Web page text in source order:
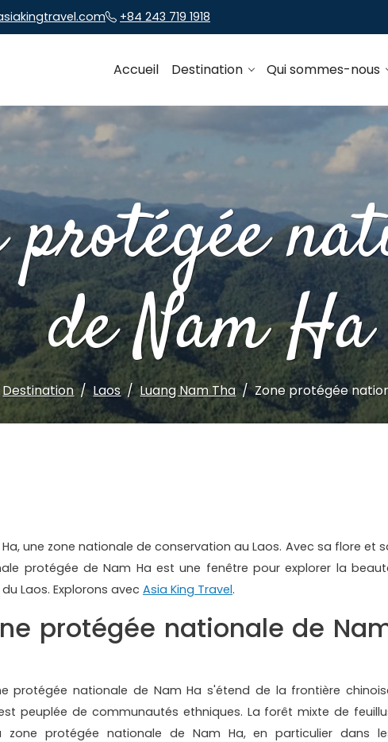
+84 243 719 1918
Accueil Destination Qui sommes-nous
protégée
de Nam Ha
Destination Laos Luang Nam Tha Zone protégée
une zone nationale de conservation au Laos. Avec sa flore et
protégée de Nam Ha est une fenêtre pour explorer la
Laos. Explorons avec Asia King Travel.
protégée nationale de
protégée nationale de Nam Ha s'étend de la frontière
peuplée de communautés ethniques. La forêt mixte de
protégée nationale de Nam Ha, en particulier dans